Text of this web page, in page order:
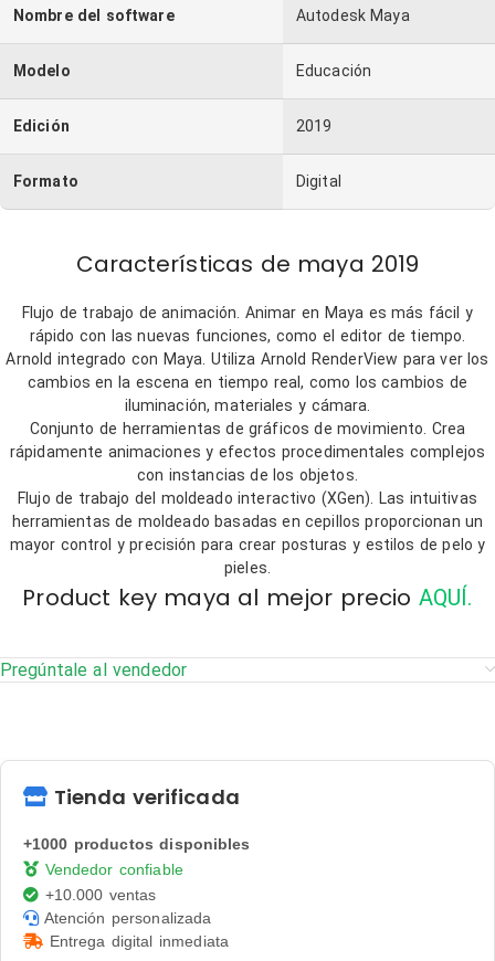
Nombre del software Autodesk Maya
Modelo Educación
Edición 2019
Formato Digital
Características de maya 2019
Flujo de trabajo de animación. Animar en Maya es más fácil y
rápido con las nuevas funciones, como el editor de tiempo.
Arnold integrado con Maya. Utiliza Arnold RenderView para ver los
cambios en la escena en tiempo real, como los cambios de
iluminación, materiales y cámara.
Conjunto de herramientas de gráficos de movimiento. Crea
rápidamente animaciones y efectos procedimentales complejos
con instancias de los objetos.
Flujo de trabajo del moldeado interactivo (XGen). Las intuitivas
herramientas de moldeado basadas en cepillos proporcionan un
mayor control y precisión para crear posturas y estilos de pelo y
pieles.
Product key maya al mejor precio AQUÍ.
Pregúntale al vendedor
Tienda verificada
+1000 productos disponibles
Vendedor confiable
+10.000 ventas
Atención personalizada
Entrega digital inmediata